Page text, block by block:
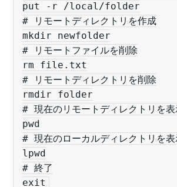
put -r /local/folder
# リモートディレクトリを作成
mkdir newfolder
# リモートファイルを削除
rm file.txt
# リモートディレクトリを削除
rmdir folder
# 現在のリモートディレクトリを表
pwd
# 現在のローカルディレクトリを表
lpwd
# 終了